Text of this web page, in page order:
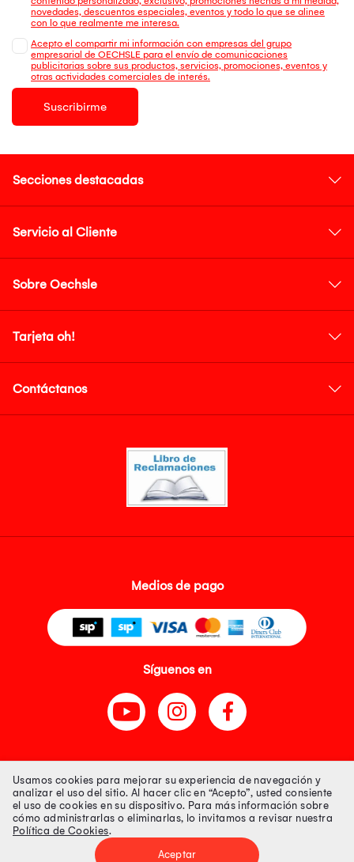
novedades, descuentos especiales, eventos y todo lo que se alinee
con lo que realmente me interesa.
Acepto el compartir mi información con empresas del grupo
empresarial de OECHSLE para el envío de comunicaciones
publicitarias sobre sus productos, servicios, promociones, eventos y
otras actividades comerciales de interés.
Suscribirme
Secciones destacadas
Servicio al Cliente
Sobre Oechsle
Tarjeta oh!
Contáctanos
Medios de pago
Síguenos en
Tienda 100% Segura
Tiendas Peruanas S.A. R.U.C. Nº 20493020618. Todos los derechos
reservados. Av. Aviación 2405 Piso 3, San Borja
Precios disponibles solo en www.oechsle.pe. Precios online publicados
pueden incluir descuento adicional. Precios sujetos a variaciones sin
previo aviso. Productos sujetos a disponibilidad de stock
Usamos cookies para mejorar su experiencia de navegación y
analizar el uso del sitio. Al hacer clic en “Acepto”, usted consiente
el uso de cookies en su dispositivo. Para más información sobre
cómo administrarlas o eliminarlas, lo invitamos a revisar nuestra
Política de Cookies.
Aceptar